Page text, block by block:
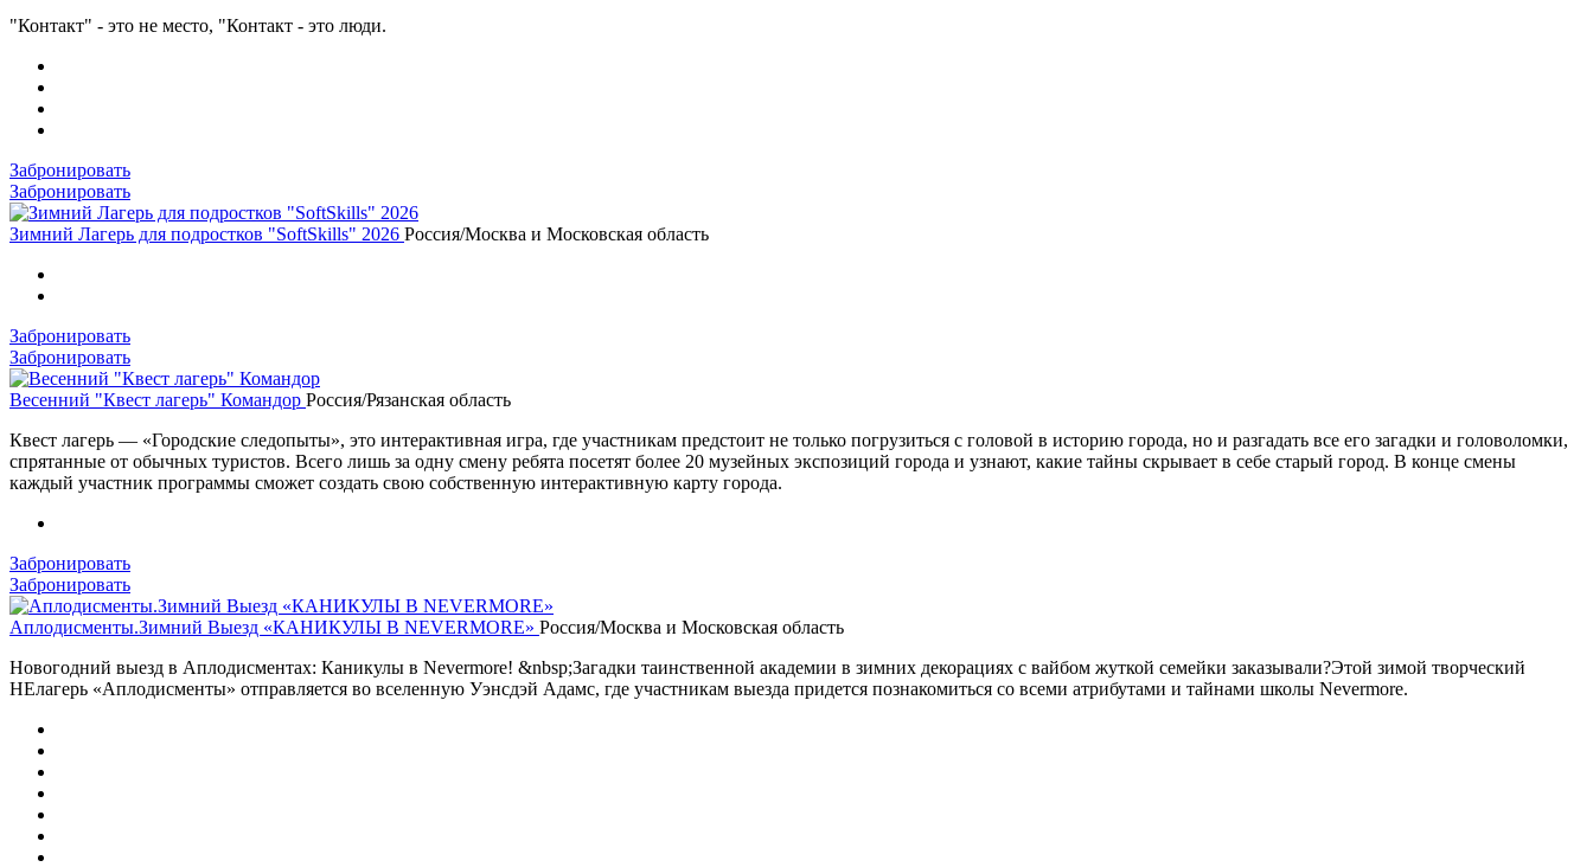
"Контакт" - это не место, "Контакт - это люди.
Забронировать
Забронировать
Зимний Лагерь для подростков "SoftSkills" 2026 Россия/Москва и Московская область
Забронировать
Забронировать
Весенний "Квест лагерь" Командор Россия/Рязанская область
Квест лагерь — «Городские следопыты», это интерактивная игра, где участникам предстоит не только погрузиться с головой в историю города, но и разгадать все его загадки и головоломки,
спрятанные от обычных туристов. Всего лишь за одну смену ребята посетят более 20 музейных экспозиций города и узнают, какие тайны скрывает в себе старый город. В конце смены
каждый участник программы сможет создать свою собственную интерактивную карту города.
Забронировать
Забронировать
Аплодисменты.Зимний Выезд «КАНИКУЛЫ В NEVERMORE» Россия/Москва и Московская область
Новогодний выезд в Аплодисментах: Каникулы в Nevermore! &nbsp;Загадки таинственной академии в зимних декорациях с вайбом жуткой семейки заказывали?Этой зимой творческий
НЕлагерь «Аплодисменты» отправляется во вселенную Уэнсдэй Адамс, где участникам выезда придется познакомиться со всеми атрибутами и тайнами школы Nevermore.